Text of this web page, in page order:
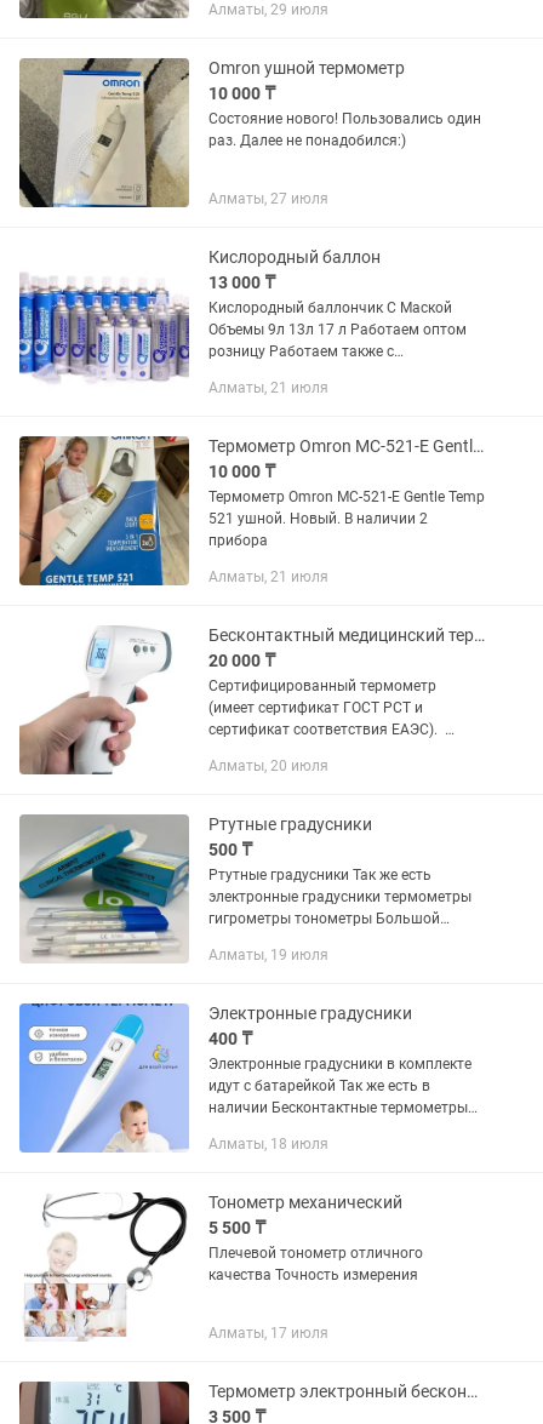
термометров тем, что его не нужно
Алматы, 29 июля
Omron ушной термометр
10 000 ₸
Состояние нового! Пользовались один
раз. Далее не понадобился:)
Алматы, 27 июля
Кислородный баллон
13 000 ₸
Кислородный баллончик С Маской
Объемы 9л 13л 17 л Работаем оптом
розницу Работаем также с
Алматы, 21 июля
Термометр Omron MC-521-E Gentle Temp 521 ушной
10 000 ₸
Термометр Omron MC-521-E Gentle Temp
521 ушной. Новый. В наличии 2
прибора
Алматы, 21 июля
Бесконтактный медицинский термометр TF-600
20 000 ₸
Сертифицированный термометр
(имеет сертификат ГОСТ РСТ и
сертификат соответствия ЕАЭС).
медицинский термометр, для
человека. Электронный...
Алматы, 20 июля
Ртутные градусники
500 ₸
Ртутные градусники Так же есть
электронные градусники термометры
гигрометры тонометры Большой
индивидуальной защиты
Алматы, 19 июля
Электронные градусники
400 ₸
Электронные градусники в комплекте
идут с батарейкой Так же есть в
наличии Бесконтактные термометры
Алматы, 18 июля
Тонометр механический
5 500 ₸
Плечевой тонометр отличного
качества Точность измерения
Алматы, 17 июля
Термометр электронный бесконтактный
3 500 ₸